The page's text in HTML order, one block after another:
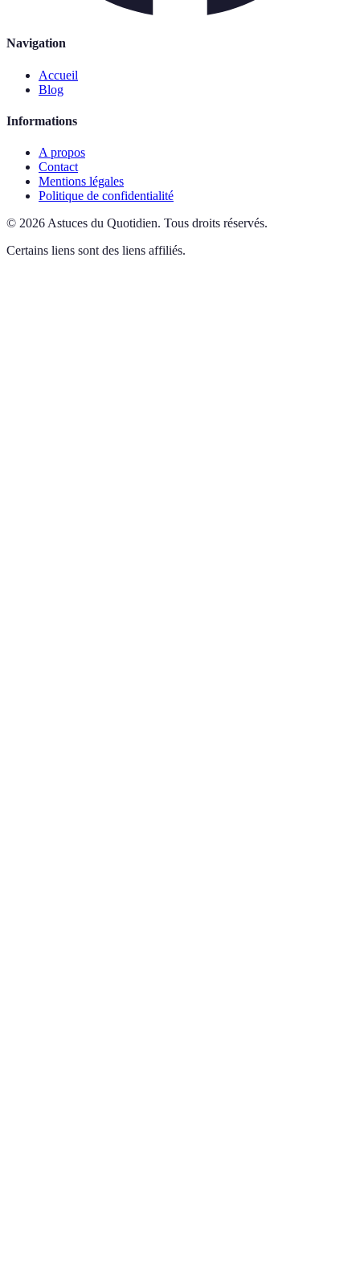
Navigation
Accueil
Blog
Informations
A propos
Contact
Mentions légales
Politique de confidentialité
© 2026 Astuces du Quotidien. Tous droits réservés.
Certains liens sont des liens affiliés.